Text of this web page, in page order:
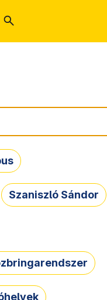
Szaniszló Sándor